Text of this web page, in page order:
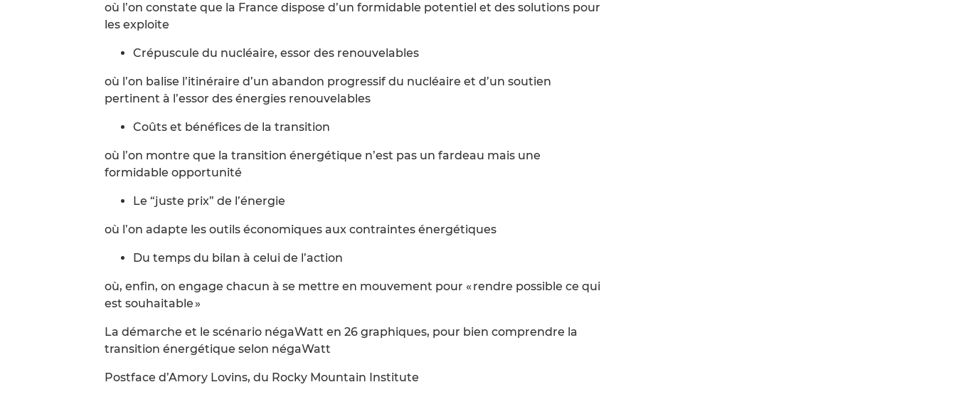
où l’on constate que la France dispose d’un formidable potentiel et des solutions pour
les exploite
Crépuscule du nucléaire, essor des renouvelables
où l’on balise l’itinéraire d’un abandon progressif du nucléaire et d’un soutien
pertinent à l’essor des énergies renouvelables
Coûts et bénéfices de la transition
où l’on montre que la transition énergétique n’est pas un fardeau mais une
formidable opportunité
Le “juste prix” de l’énergie
où l’on adapte les outils économiques aux contraintes énergétiques
Du temps du bilan à celui de l’action
où, enfin, on engage chacun à se mettre en mouvement pour « rendre possible ce qui
est souhaitable »
La démarche et le scénario négaWatt en 26 graphiques, pour bien comprendre la
transition énergétique selon négaWatt
Postface d’Amory Lovins, du Rocky Mountain Institute